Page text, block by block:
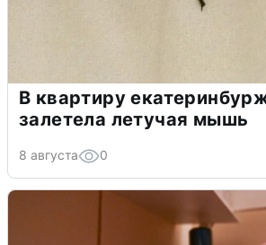
В квартиру
залетела летучая мышь
8 августа 0